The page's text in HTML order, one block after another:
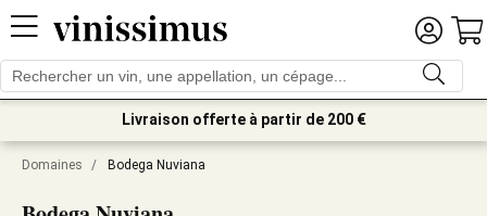
Livraison offerte à partir de 200 €
Domaines / Bodega Nuviana